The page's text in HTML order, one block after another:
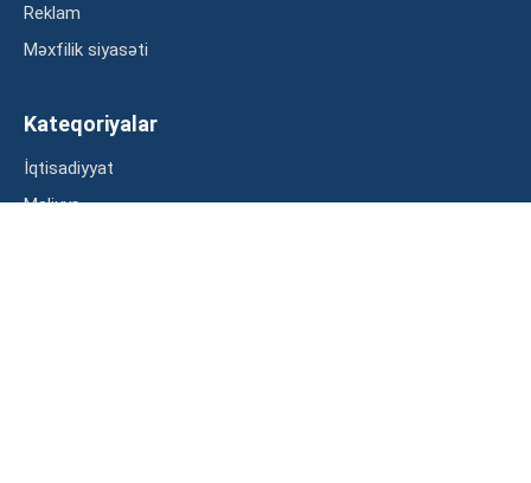
Reklam
Məxfilik siyasəti
Kateqoriyalar
İqtisadiyyat
Maliyyə